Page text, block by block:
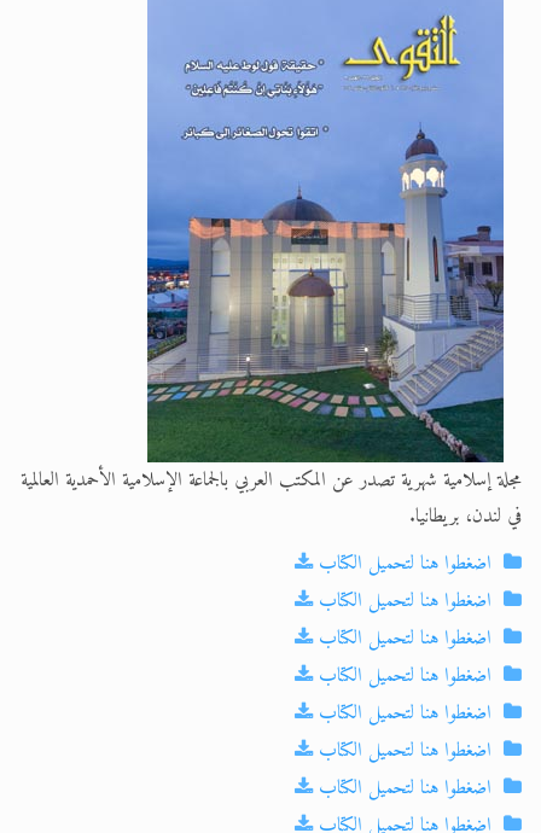
تعميم هامّ لأفراد الجماعة >> المزيد
مجلة إسلامية شهرية تصدر عن المكتب العربي بالجماعة الإسلامية الأحمدية العالمية
في لندن، بريطانيا.
اضغطوا هنا لتحميل الكتاب
اضغطوا هنا لتحميل الكتاب
اضغطوا هنا لتحميل الكتاب
اضغطوا هنا لتحميل الكتاب
اضغطوا هنا لتحميل الكتاب
اضغطوا هنا لتحميل الكتاب
اضغطوا هنا لتحميل الكتاب
اضغطوا هنا لتحميل الكتاب